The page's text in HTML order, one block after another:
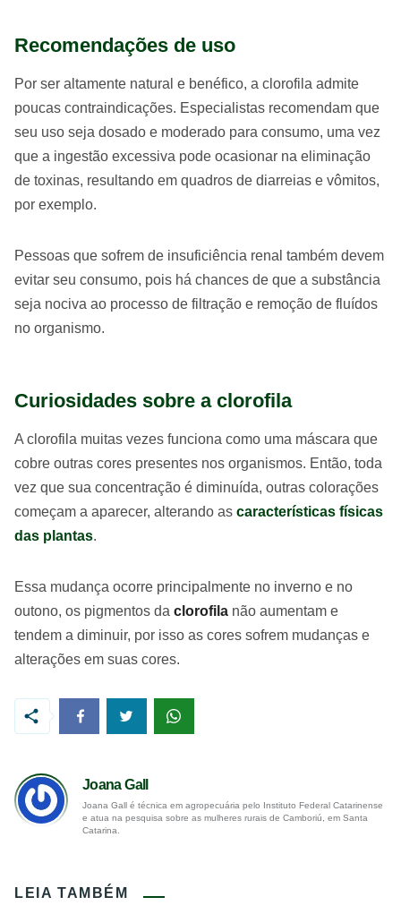
Recomendações de uso
Por ser altamente natural e benéfico, a clorofila admite
poucas contraindicações. Especialistas recomendam que
seu uso seja dosado e moderado para consumo, uma vez
que a ingestão excessiva pode ocasionar na eliminação
de toxinas, resultando em quadros de diarreias e vômitos,
por exemplo.
Pessoas que sofrem de insuficiência renal também devem
evitar seu consumo, pois há chances de que a substância
seja nociva ao processo de filtração e remoção de fluídos
no organismo.
Curiosidades sobre a clorofila
A clorofila muitas vezes funciona como uma máscara que
cobre outras cores presentes nos organismos. Então, toda
vez que sua concentração é diminuída, outras colorações
começam a aparecer, alterando as características físicas
das plantas.
Essa mudança ocorre principalmente no inverno e no
outono, os pigmentos da clorofila não aumentam e
tendem a diminuir, por isso as cores sofrem mudanças e
alterações em suas cores.
Joana Gall
Joana Gall é técnica em agropecuária pelo Instituto Federal Catarinense
e atua na pesquisa sobre as mulheres rurais de Camboriú, em Santa
Catarina.
LEIA TAMBÉM